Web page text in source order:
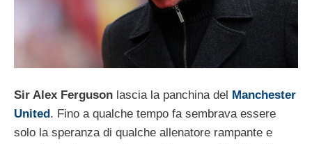
Sir Alex Ferguson lascia la panchina del
Manchester
United . Fino a qualche tempo fa sembrava essere
solo la speranza di qualche allenatore rampante e